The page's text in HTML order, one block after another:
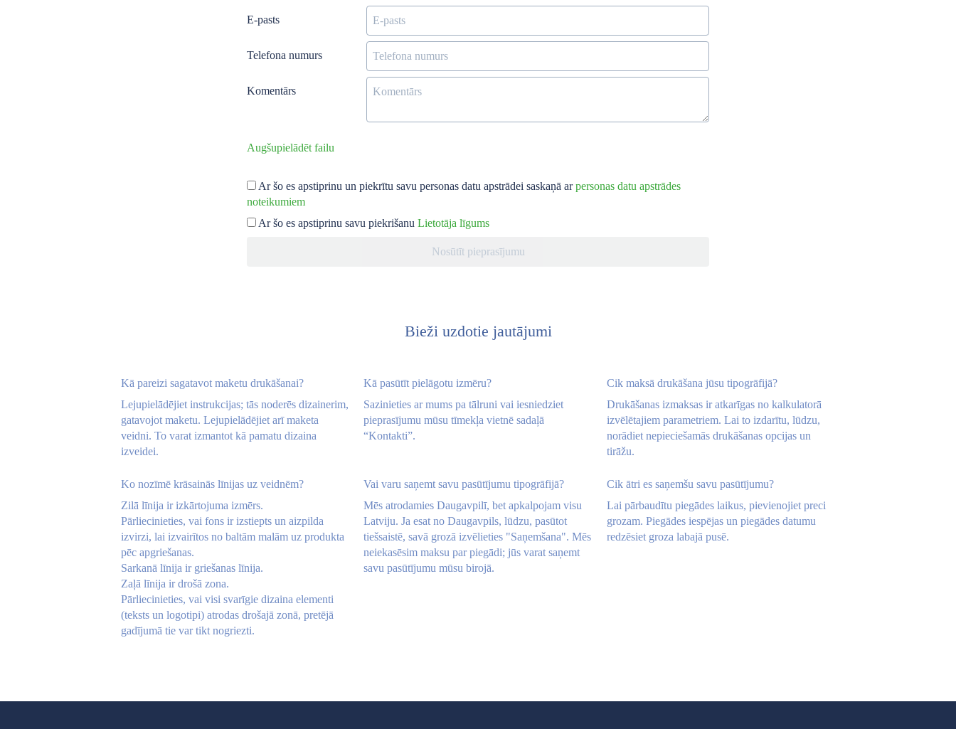
E-pasts
Telefona numurs
Komentārs
Augšupielādēt failu
Ar šo es apstiprinu un piekrītu savu personas datu apstrādei saskaņā arpersonas datu apstrādes
noteikumiem
Ar šo es apstiprinu savu piekrišanu Lietotāja līgums
Nosūtīt pieprasījumu
Bieži uzdotie jautājumi
Kā pareizi sagatavot maketu drukāšanai?
Lejupielādējiet instrukcijas; tās noderēs dizainerim,
gatavojot maketu. Lejupielādējiet arī maketa
veidni. To varat izmantot kā pamatu dizaina
izveidei.
Kā pasūtīt pielāgotu izmēru?
Sazinieties ar mums pa tālruni vai iesniedziet
pieprasījumu mūsu tīmekļa vietnē sadaļā
“Kontakti”.
Cik maksā drukāšana jūsu tipogrāfijā?
Drukāšanas izmaksas ir atkarīgas no kalkulatorā
izvēlētajiem parametriem. Lai to izdarītu, lūdzu,
norādiet nepieciešamās drukāšanas opcijas un
tirāžu.
Ko nozīmē krāsainās līnijas uz veidnēm?
Zilā līnija ir izkārtojuma izmērs.
Pārliecinieties, vai fons ir izstiepts un aizpilda
izvirzi, lai izvairītos no baltām malām uz produkta
pēc apgriešanas.
Sarkanā līnija ir griešanas līnija.
Zaļā līnija ir drošā zona.
Pārliecinieties, vai visi svarīgie dizaina elementi
(teksts un logotipi) atrodas drošajā zonā, pretējā
gadījumā tie var tikt nogriezti.
Vai varu saņemt savu pasūtījumu tipogrāfijā?
Mēs atrodamies Daugavpilī, bet apkalpojam visu
Latviju. Ja esat no Daugavpils, lūdzu, pasūtot
tiešsaistē, savā grozā izvēlieties "Saņemšana". Mēs
neiekasēsim maksu par piegādi; jūs varat saņemt
savu pasūtījumu mūsu birojā.
Cik ātri es saņemšu savu pasūtījumu?
Lai pārbaudītu piegādes laikus, pievienojiet preci
grozam. Piegādes iespējas un piegādes datumu
redzēsiet groza labajā pusē.